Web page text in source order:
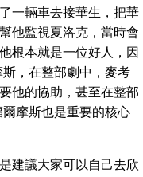
一輛車去接華生，把華
他監視夏洛克，當時會
根本就是一位好人，因
，在整部劇中，麥考
他的協助，甚至在整部
摩斯也是重要的核心
建議大家可以自己去欣